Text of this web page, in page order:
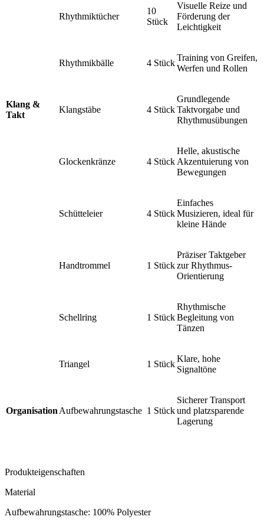
Rhythmiktücher
10
Stück
Visuelle Reize und
Förderung der
Leichtigkeit
Rhythmikbälle 4 Stück
Training von Greifen,
Werfen und Rollen
Klang &
Takt
Klangstäbe 4 Stück
Grundlegende
Taktvorgabe und
Rhythmusübungen
Glockenkränze 4 Stück
Helle, akustische
Akzentuierung von
Bewegungen
Schütteleier 4 Stück
Einfaches
Musizieren, ideal für
kleine Hände
Handtrommel 1 Stück
Präziser Taktgeber
zur Rhythmus-
Orientierung
Schellring 1 Stück
Rhythmische
Begleitung von
Tänzen
Triangel 1 Stück
Klare, hohe
Signaltöne
Organisation Aufbewahrungstasche 1 Stück
Sicherer Transport
und platzsparende
Lagerung
Produkteigenschaften
Material
Aufbewahrungstasche: 100% Polyester